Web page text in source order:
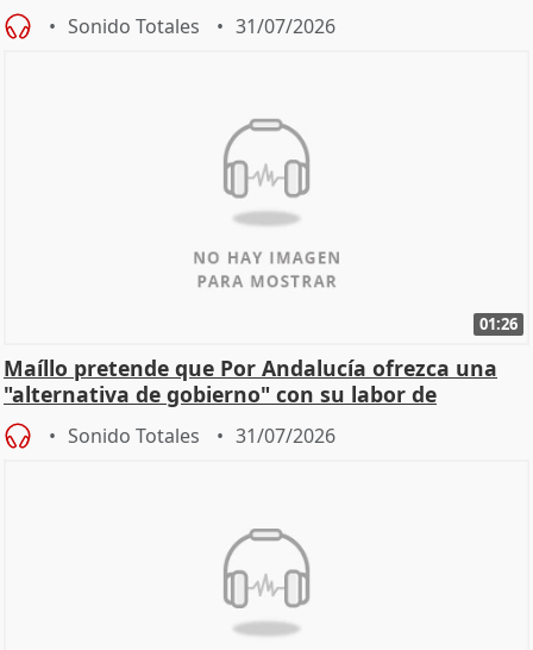
Sonido Totales 31/07/2026
01:26
Maíllo pretende que Por Andalucía ofrezca una
"alternativa de gobierno" con su labor de
oposición
Sonido Totales 31/07/2026